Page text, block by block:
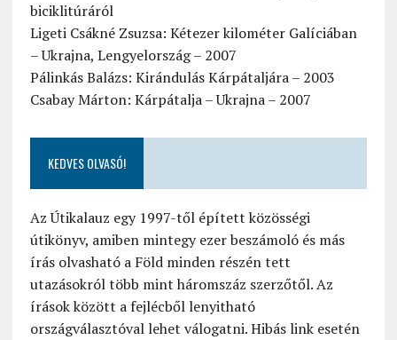
biciklitúráról
Ligeti Csákné Zsuzsa: Kétezer kilométer Galíciában
– Ukrajna, Lengyelország – 2007
Pálinkás Balázs: Kirándulás Kárpátaljára – 2003
Csabay Márton: Kárpátalja – Ukrajna – 2007
KEDVES OLVASÓ!
Az Útikalauz egy 1997-től épített közösségi
útikönyv, amiben mintegy ezer beszámoló és más
írás olvasható a Föld minden részén tett
utazásokról több mint háromszáz szerzőtől. Az
írások között a fejlécből lenyitható
országválasztóval lehet válogatni. Hibás link esetén